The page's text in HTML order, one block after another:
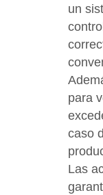
un
para
caso
Las